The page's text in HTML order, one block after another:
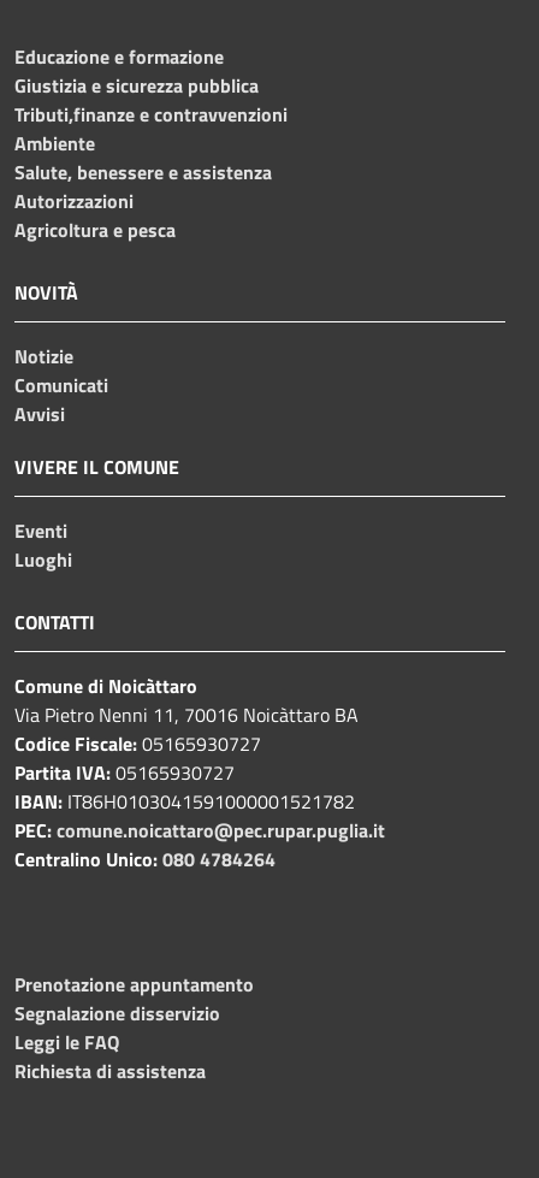
Educazione e formazione
Giustizia e sicurezza pubblica
Tributi,finanze e contravvenzioni
Ambiente
Salute, benessere e assistenza
Autorizzazioni
Agricoltura e pesca
NOVITÀ
Notizie
Comunicati
Avvisi
VIVERE IL COMUNE
Eventi
Luoghi
CONTATTI
Comune di Noicàttaro
Via Pietro Nenni 11, 70016 Noicàttaro BA
Codice Fiscale:05165930727
Partita IVA:05165930727
IBAN: IT86H0103041591000001521782
PEC:comune.noicattaro@pec.rupar.puglia.it
Centralino Unico:080 4784264
Prenotazione appuntamento
Segnalazione disservizio
Leggi le FAQ
Richiesta di assistenza